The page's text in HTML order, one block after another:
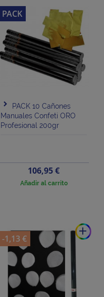
PACK 10 Cañones
Manuales Confeti ORO
Profesional 200gr
Precio
106,95 €
Añadir al carrito
PACK
add
-1,13 €